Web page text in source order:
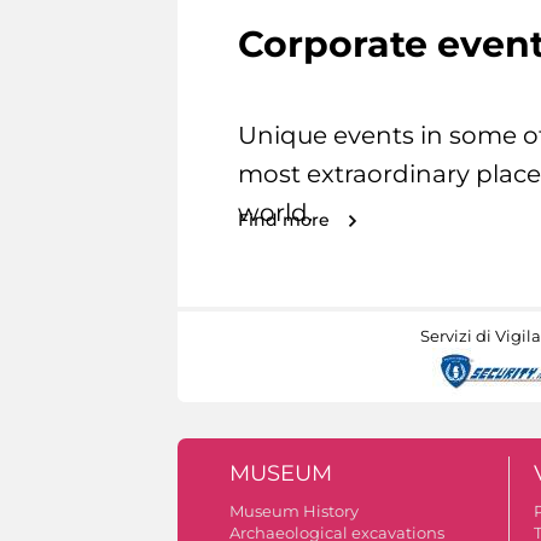
Corporate
Unique events in some
most extraordinary
world.
Find more
Servizi di
MUSEUM
Museum History
Archaeological excavations